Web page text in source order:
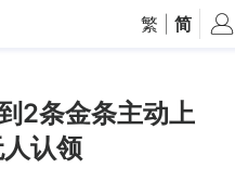
繁 简
2条金条主动上
认领